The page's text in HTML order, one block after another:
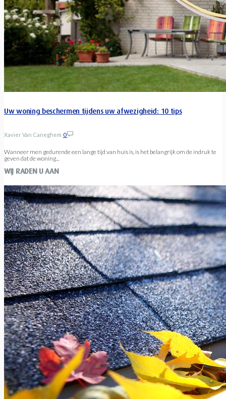
Uw woning beschermen tijdens uw afwezigheid: 10 tips
Xavier Van Caneghem 0
Wanneer men gedurende een lange tijd van huis is, is het belangrijk om de indruk te
geven dat de woning...
WIJ RADEN U AAN